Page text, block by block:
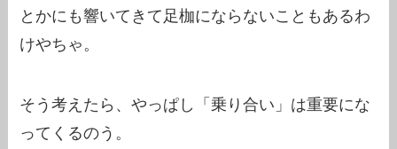
とかにも響いてきて足枷にならないこともあるわ
けやちゃ。
そう考えたら、やっぱし「乗り合い」は重要にな
ってくるのう。